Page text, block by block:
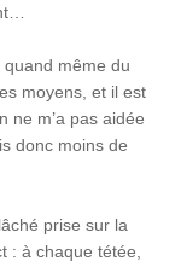
quand même du
moyens, et il est
ne m’a pas aidée
donc moins de
prise sur la
: à chaque tétée,